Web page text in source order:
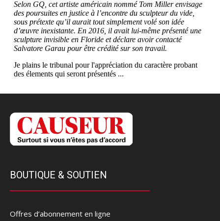
BOUTIQUE & SOUTIEN
Offres d’abonnement en ligne